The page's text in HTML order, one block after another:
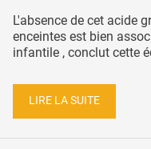
L'absence de cet acide
enceintes est bien
infantile , conclut cette
LIRE LA SUITE